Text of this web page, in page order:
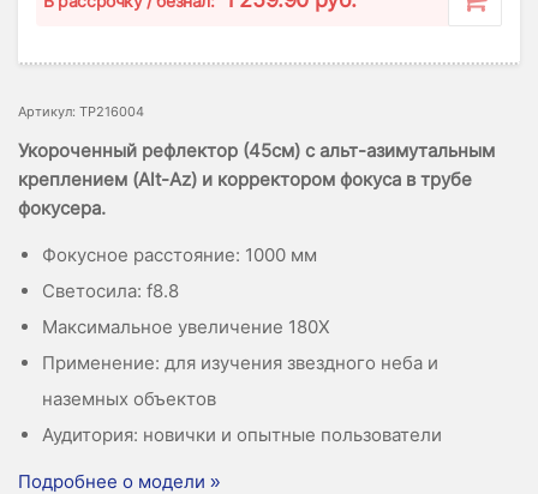
Артикул: TP216004
Укороченный рефлектор (45см) с альт-азимутальным
креплением (Alt-Az) и корректором фокуса в трубе
фокусера.
Фокусное расстояние: 1000 мм
Светосила: f8.8
Максимальное увеличение 180X
Применение: для изучения звездного неба и
наземных объектов
Аудитория: новички и опытные пользователи
Подробнее о модели »